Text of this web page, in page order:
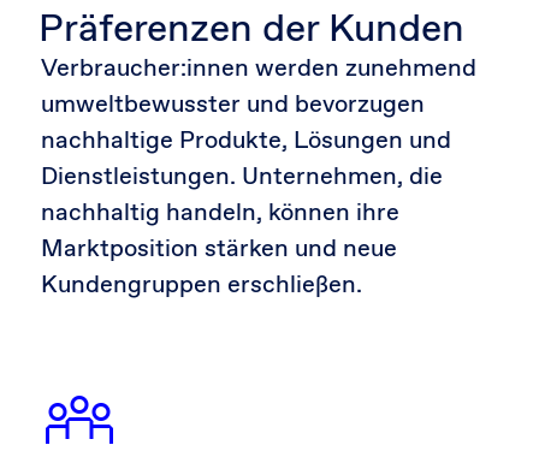
Präferenzen der Kunden
Verbraucher:innen werden zunehmend
umweltbewusster und bevorzugen
nachhaltige Produkte, Lösungen und
Dienstleistungen. Unternehmen, die
nachhaltig handeln, können ihre
Marktposition stärken und neue
Kundengruppen erschließen.